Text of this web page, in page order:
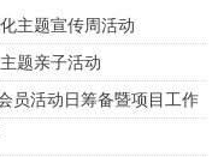
主题宣传周活动
题亲子活动
员活动日筹备暨项目工作